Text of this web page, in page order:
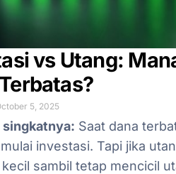
vs Utang:
5, 2025
singkatnya: Saat dana
investasi. Tapi jika
sambil tetap mencicil